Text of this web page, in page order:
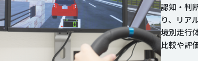
認知・判
り、リア
境別走行
比較や評